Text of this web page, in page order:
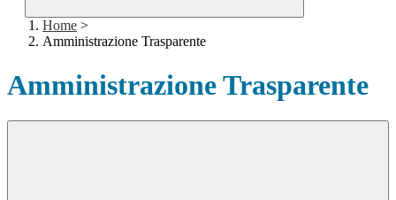
Home >
Amministrazione Trasparente
Amministrazione Trasparente